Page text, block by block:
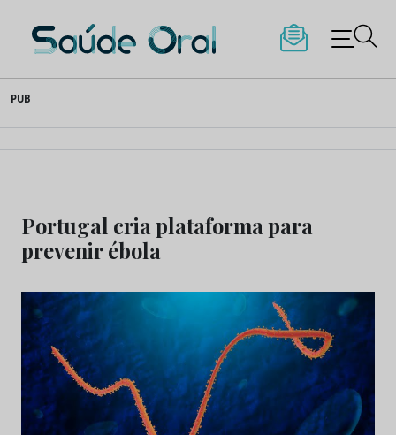
to
content
Saúde Oral
PUB
Portugal cria plataforma para
prevenir ébola